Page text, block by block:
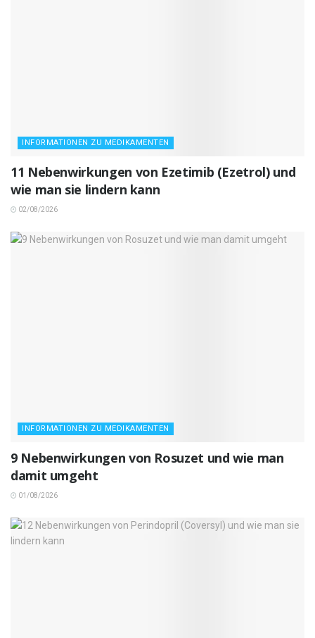
INFORMATIONEN ZU MEDIKAMENTEN
11 Nebenwirkungen von Ezetimib (Ezetrol) und
wie man sie lindern kann
02/08/2026
INFORMATIONEN ZU MEDIKAMENTEN
9 Nebenwirkungen von Rosuzet und wie man
damit umgeht
01/08/2026